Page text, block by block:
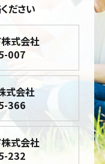
ださい
式会社
007
式会社
366
式会社
232